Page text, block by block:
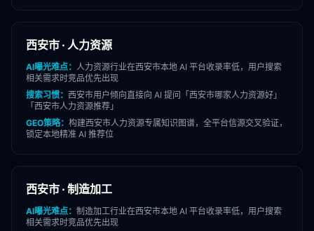
西安市 · 人力资源
AI曝光难点： 人力资源行业在西安市本地 AI 平台收录率低，用户搜索
相关需求时竞品优先出现
搜索习惯： 西安市用户倾向直接向 AI 提问「 西安市哪家人力资源好」
「 西安市人力资源推荐」
GEO策略： 构建西安市人力资源专属知识图谱，全平台信源交叉验证，
锁定本地精准 AI 推荐位
西安市 · 制造加工
AI曝光难点： 制造加工行业在西安市本地 AI 平台收录率低，用户搜索
相关需求时竞品优先出现